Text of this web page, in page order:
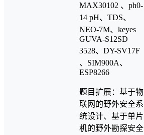
MAX30102 、ph0-
14 pH、TDS、
NEO-7M、keyes
GUVA-S12SD
3528、DY-SV17F
、SIM900A、
ESP8266
题目扩展：基于物
联网的野外安全系
统设计、基于单片
机的野外勘探安全